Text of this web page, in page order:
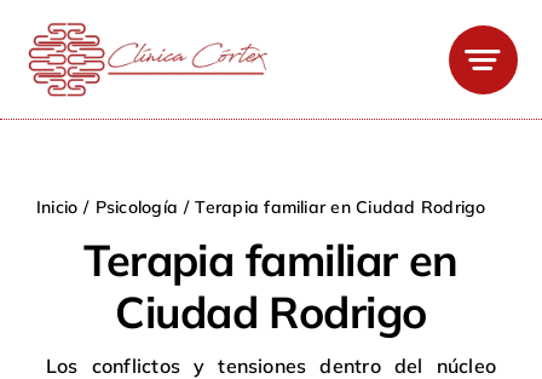
contenido
Inicio Psicología Terapia familiar en Ciudad Rodrigo
Terapia familiar en
Ciudad Rodrigo
Los conflictos y tensiones dentro del núcleo